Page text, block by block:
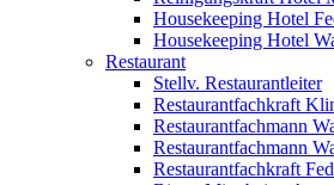
Housekeeping Hotel
Housekeeping Hotel
Restaurant
Stellv. Restaurantleiter
Restaurantfachkraft
Restaurantfachmann
Restaurantfachmann
Restaurantfachkraft